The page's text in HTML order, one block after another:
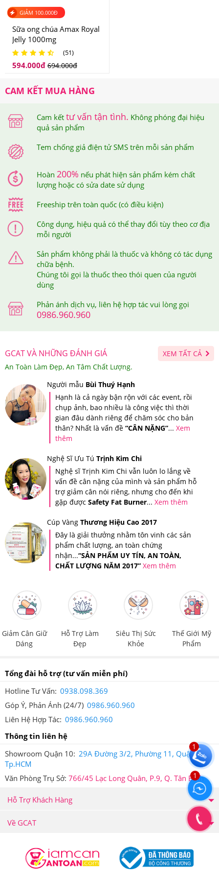
bảo quyền lợi của khách hàng.
Tem chống giả điện tử SMS trên mỗi sản phẩm
Khi cào lớp tem này ra thì bạn sẽ nhận được mã số của
sản phẩm mình đã mua, sau đó, bạn soạn tin nhắn theo
cú pháp hướng dẫn trên tem và gửi đến 7039 để được
xác thực.
Sau khi bạn đã soạn tin nhắn mã số gửi đi thì tổng đài sẽ
gửi trả về cho bạn tin nhắn xác thực sản phẩm bạn vừa
mua tại Hệ thống Giảm Cân An Toàn.
Tin nhắn xác thực sản phẩm khi bạn mua hàng tại Hệ thống
Giảm Cân An Toàn
chống giả riêng của Hệ thống trên tất cả sản phẩm để
quý khách hàng có thể đảm bảo quyền lợi của người
tiêu dùng.
Tem chống giả của Giảm Cân An Toàn
Lý do bạn nên mua sản phẩm tại hệ thống Giảm Cân An Toàn
Hệ thống các cửa hàng, showroom bán hàng hiện đại,
chuyên nghiệp dàn trải khắp trung tâm Tp.Hồ Chí Minh mang
Các sản phẩm được bày bán tại các cửa hàng được cam kết
GIẢM 100.000Đ
Sữa ong chúa Amax Royal
Jelly 1000mg
(51)
594.000đ 694.000đ
CAM KẾT MUA HÀNG
Cam kết tư vấn tận tình. Không phóng đại hiệu
quả sản phẩm
Tem chống giả điện tử SMS trên mỗi sản phẩm
Hoàn 200% nếu phát hiện sản phẩm kém chất
lượng hoặc có sửa date sử dụng
Freeship trên toàn quốc (có điều kiện)
Công dụng, hiệu quả có thể thay đổi tùy theo cơ địa
mỗi người
Sản phẩm không phải là thuốc và không có tác dụng
chữa bệnh.
Chúng tôi gọi là thuốc theo thói quen của người
dùng
Phản ánh dịch vụ, liên hệ hợp tác vui lòng gọi
0986.960.960
GCAT VÀ NHỮNG ĐÁNH GIÁ
An Toàn Làm Đẹp, An Tâm Chất Lượng.
XEM TẤT CẢ
Người mẫu Bùi Thuý Hạnh
Hạnh là cả ngày bận rộn với các event, rồi
chụp ảnh, bao nhiều là công việc thì thời
gian đâu dành riêng để chăm sóc cho bản
thân? Nhất là vấn đề “CÂN NẶNG”... Xem
thêm
Nghệ Sĩ Ưu Tú Trịnh Kim Chi
Nghệ sĩ Trịnh Kim Chi vẫn luôn lo lắng về
vấn đề cân nặng của mình và sản phẩm hỗ
trợ giảm cân nói riêng, nhưng cho đến khi
gặp được Safety Fat Burner... Xem thêm
Cúp Vàng Thương Hiệu Cao 2017
Đây là giải thưởng nhằm tôn vinh các sản
phẩm chất lượng, an toàn chứng
nhận...“SẢN PHẨM UY TÍN, AN TOÀN,
CHẤT LƯỢNG NĂM 2017” Xem thêm
Giảm Cân Giữ
Dáng
Hỗ Trợ Làm
Đẹp
Siêu Thị Sức
Khỏe
Thế Giới Mỹ
Phẩm
Tổng đài hỗ trợ(tư vấn miễn phí)
Hotline Tư Vấn: 0938.098.369
Góp Ý, Phản Ánh (24/7) 0986.960.960
Liên Hệ Hợp Tác: 0986.960.960
Thông tin liên hệ
Showroom Quận 10: 29A Đường 3/2, Phường 11, Quận 10,
Tp.HCM
Văn Phòng Trụ Sở: 766/45 Lạc Long Quân, P.9, Q. Tân Bình
Hỗ Trợ Khách Hàng
Về GCAT
1
1